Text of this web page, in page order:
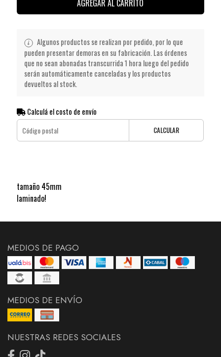
AGREGAR AL CARRITO
Algunos productos se realizan por pedido, por lo que
pueden presentar demoras en su fabricación. Las órdenes
que no sean abonadas transcurrida 1 hora luego del pedido
serán automáticamente canceladas y los productos
devueltos al stock.
Calculá el costo de envío
CALCULAR
tamaño 45mm
laminado!
MEDIOS DE PAGO
MEDIOS DE ENVÍO
NUESTRAS REDES SOCIALES